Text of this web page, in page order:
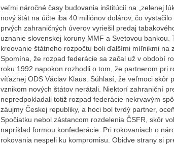
veľmi náročné časy budovania inštitúcií na „zelenej
nový štát na účte iba 40 miliónov dolárov, čo
prvých zahraničných úverov vyriešil predaj
uznanie slovenskej koruny MMF a Svetovou
kreovanie štátneho rozpočtu boli ďalšími míľnikmi na
Spomína, že rozpad federácie sa začal už v období
roku 1992 napokon rozhodli o tom, že partnerom pri
víťaznej ODS Václav Klaus. Súhlasí, že veľmoci skôr
vznikom nových štátov nerátali. Niektorí zahraniční
nepredpokladali totiž rozpad federácie nekrvavým
záujmy Českej republiky, a hoci bol tvrdý partner,
Spočiatku nebol zástancom rozdelenia ČSFR, skôr
napríklad formou konfederácie. Pri rokovaniach o
rokovania nespeli ku kompromisu. Obidve strany si